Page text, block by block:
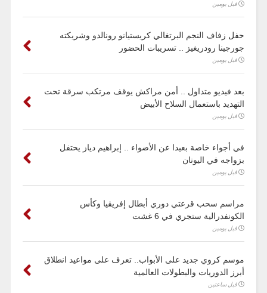
قبل يومين
حفل زفاف النجم البرتغالي كريستيانو رونالدو وشريكته
جورجينا رودريغيز .. تسريبات الحضور
قبل يومين
بعد فيديو متداول .. أمن مراكش يوقف مرتكب سرقة تحت
التهديد باستعمال السلاح الأبيض
قبل يومين
في أجواء خاصة بعيدا عن الأضواء .. إبراهيم دياز يحتفل
بزواجه في اليونان
قبل يومين
مراسم سحب قرعتي دوري أبطال إفريقيا وكأس
الكونفدرالية ستجري في 6 غشت
قبل يومين
موسم كروي جديد على الأبواب.. تعرف على مواعيد انطلاق
أبرز الدوريات والبطولات العالمية
قبل ساعتين